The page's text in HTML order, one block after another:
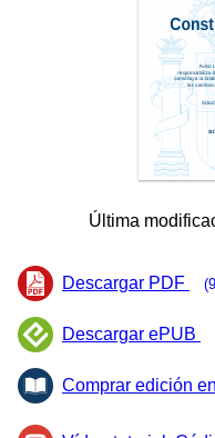
Última
Descargar PDF
Descargar ePUB
Comprar edición